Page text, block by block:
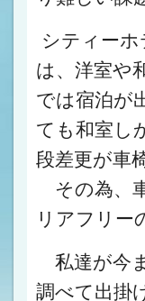
シティー
は、洋室や
では宿泊が
ても和室し
段差更が車
その為、
リアフリー
私達が今
調べて出掛